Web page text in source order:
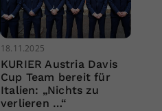
18.11.2025
KURIER Austria Davis
Cup Team bereit für
Italien: „Nichts zu
verlieren …“